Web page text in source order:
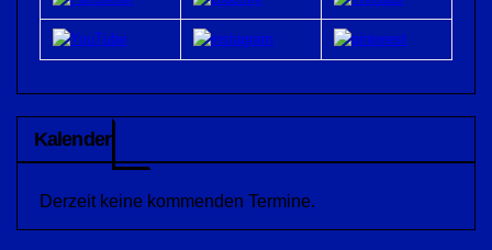
Kalender
Derzeit keine kommenden Termine.